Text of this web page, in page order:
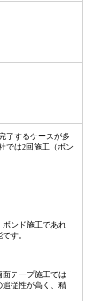
了するケースが多
では2回施工（ボン
ンド施工であれ
す。
テープ施工では
追従性が高く、精